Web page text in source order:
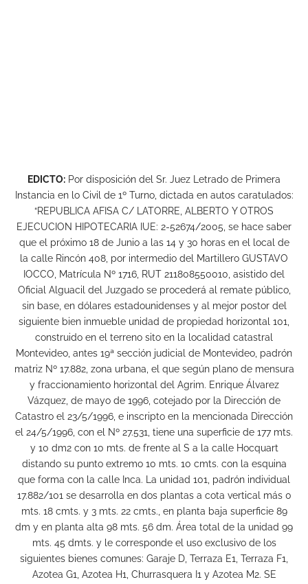
EDICTO: Por disposición del Sr. Juez Letrado de Primera
Instancia en lo Civil de 1º Turno, dictada en autos caratulados:
“REPUBLICA AFISA C/ LATORRE, ALBERTO Y OTROS
EJECUCION HIPOTECARIA IUE: 2-52674/2005, se hace saber
que el próximo 18 de Junio a las 14 y 30 horas en el local de
la calle Rincón 408, por intermedio del Martillero GUSTAVO
IOCCO, Matrícula Nº 1716, RUT 211808550010, asistido del
Oficial Alguacil del Juzgado se procederá al remate público,
sin base, en dólares estadounidenses y al mejor postor del
siguiente bien inmueble unidad de propiedad horizontal 101,
construido en el terreno sito en la localidad catastral
Montevideo, antes 19ª sección judicial de Montevideo, padrón
matriz Nº 17.882, zona urbana, el que según plano de mensura
y fraccionamiento horizontal del Agrim. Enrique Álvarez
Vázquez, de mayo de 1996, cotejado por la Dirección de
Catastro el 23/5/1996, e inscripto en la mencionada Dirección
el 24/5/1996, con el Nº 27.531, tiene una superficie de 177 mts.
y 10 dm2 con 10 mts. de frente al S a la calle Hocquart
distando su punto extremo 10 mts. 10 cmts. con la esquina
que forma con la calle Inca. La unidad 101, padrón individual
17.882/101 se desarrolla en dos plantas a cota vertical más 0
mts. 18 cmts. y 3 mts. 22 cmts., en planta baja superficie 89
dm y en planta alta 98 mts. 56 dm. Área total de la unidad 99
mts. 45 dmts. y le corresponde el uso exclusivo de los
siguientes bienes comunes: Garaje D, Terraza E1, Terraza F1,
Azotea G1, Azotea H1, Churrasquera I1 y Azotea M2. SE